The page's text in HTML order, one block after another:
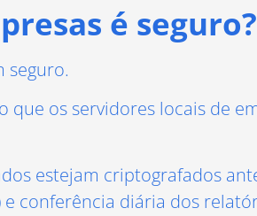
é seguro?
seguro.
os servidores locais de
estejam criptografados
conferência diária dos